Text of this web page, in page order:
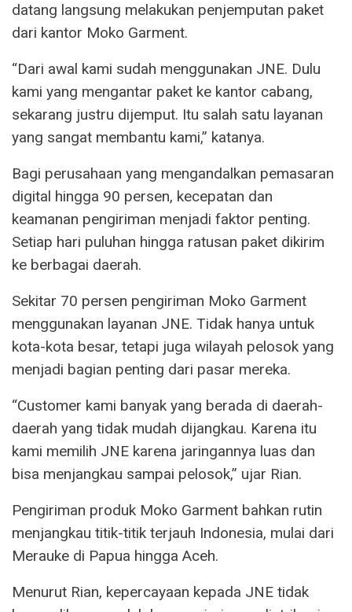
datang langsung melakukan penjemputan paket
dari kantor Moko Garment.
“Dari awal kami sudah menggunakan JNE. Dulu
kami yang mengantar paket ke kantor cabang,
sekarang justru dijemput. Itu salah satu layanan
yang sangat membantu kami,” katanya.
Bagi perusahaan yang mengandalkan pemasaran
digital hingga 90 persen, kecepatan dan
keamanan pengiriman menjadi faktor penting.
Setiap hari puluhan hingga ratusan paket dikirim
ke berbagai daerah.
Sekitar 70 persen pengiriman Moko Garment
menggunakan layanan JNE. Tidak hanya untuk
kota-kota besar, tetapi juga wilayah pelosok yang
menjadi bagian penting dari pasar mereka.
“Customer kami banyak yang berada di daerah-
daerah yang tidak mudah dijangkau. Karena itu
kami memilih JNE karena jaringannya luas dan
bisa menjangkau sampai pelosok,” ujar Rian.
Pengiriman produk Moko Garment bahkan rutin
menjangkau titik-titik terjauh Indonesia, mulai dari
Merauke di Papua hingga Aceh.
Menurut Rian, kepercayaan kepada JNE tidak